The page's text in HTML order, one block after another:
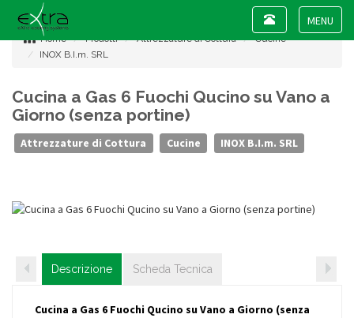
Toggle
Toggle
navigation
Home Prodotti Attrezzature di Cottura
Cucine
INOX B.I.m. SRL
Cucina a Gas 6 Fuochi Qucino su Vano a
Giorno (senza portine)
Attrezzature di Cottura Cucine INOX B.I.m. SRL
Descrizione Scheda Tecnica
Cucina a Gas 6 Fuochi Qucino su Vano a Giorno (senza